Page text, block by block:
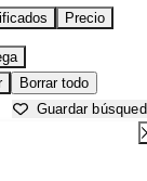
Precio
Borrar todo
Guardar